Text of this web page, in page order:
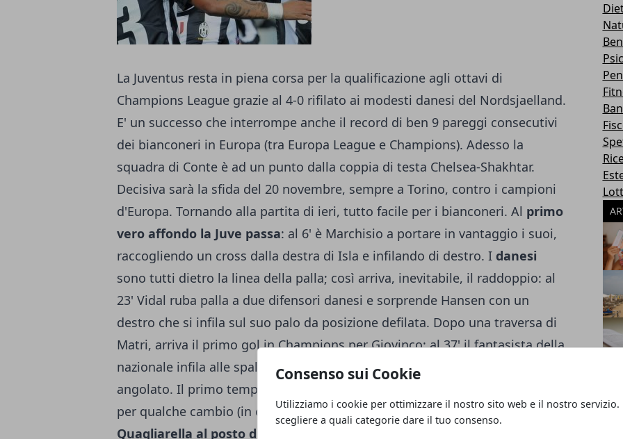
Consenso sui Cookie
Utilizziamo i cookie per ottimizzare il nostro sito web e il nostro servizio.
scegliere a quali categorie dare il tuo consenso.
La Juventus resta in piena corsa per la qualificazione agli ottavi di
Champions League grazie al 4-0 rifilato ai modesti danesi del Nordsjaelland.
E' un successo che interrompe anche il record di ben 9 pareggi consecutivi
dei bianconeri in Europa (tra Europa League e Champions). Adesso la
squadra di Conte è ad un punto dalla coppia di testa Chelsea-Shakhtar.
Decisiva sarà la sfida del 20 novembre, sempre a Torino, contro i campioni
d'Europa. Tornando alla partita di ieri, tutto facile per i bianconeri. Al primo
vero affondo la Juve passa: al 6' è Marchisio a portare in vantaggio i suoi,
raccogliendo un cross dalla destra di Isla e infilando di destro. I danesi
sono tutti dietro la linea della palla; così arriva, inevitabile, il raddoppio: al
23' Vidal ruba palla a due difensori danesi e sorprende Hansen con un
destro che si infila sul suo palo da posizione defilata. Dopo una traversa di
Matri, arriva il primo gol in Champions per Giovinco: al 37' il fantasista della
nazionale infila alle spalle dell'incolpevole Hansen un destro a giro
angolato. Il primo tempo si chiude praticamente qui. Nella ripresa c'è spazio
per qualche cambio (in chiave campionato), conPogba che rileva Vidal e
Quagliarella al posto di Giovinco